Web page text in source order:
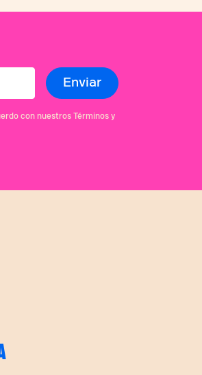
con nuestros Términos y